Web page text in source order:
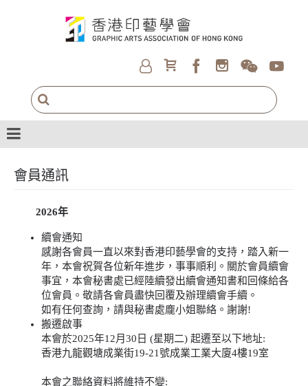
會員通訊
2026年
續會通知
感謝各會員一直以來對香港印藝學會的支持，踏入新一
年，本會祝賀各位新年進步，事事順利。關於會員續會
事宜，本會秘書處已經陸續發出續會通知書和回條給各
位會員。敬請各會員盡快回覆及辦理續會手續。
如有任何查詢，請與秘書處龐小姐聯絡。謝謝!
搬遷啟事
本會於2025年12月30日 (星期二) 起遷至以下地址:
香港九龍觀塘成業街19-21號成業工業大廈4樓19室
本會之聯絡資料將維持不變: